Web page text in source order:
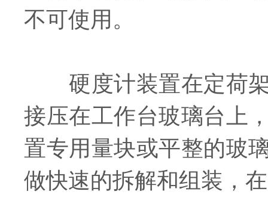
不可使用。
硬度计装置在定荷架
接压在工作台玻璃台上
置专用量块或平整的玻
做快速的拆解和组装，